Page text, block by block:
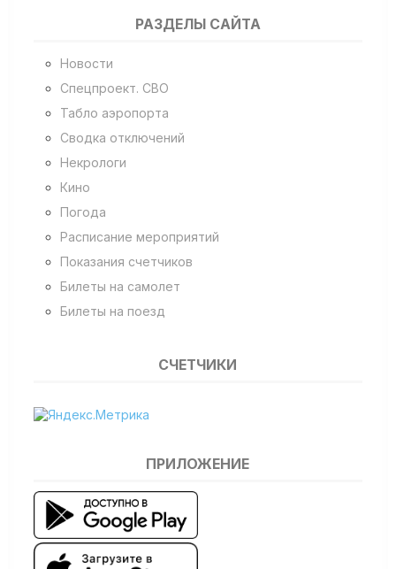
РАЗДЕЛЫ САЙТА
Новости
Спецпроект. СВО
Табло аэропорта
Сводка отключений
Некрологи
Кино
Погода
Расписание мероприятий
Показания счетчиков
Билеты на самолет
Билеты на поезд
СЧЕТЧИКИ
ПРИЛОЖЕНИЕ